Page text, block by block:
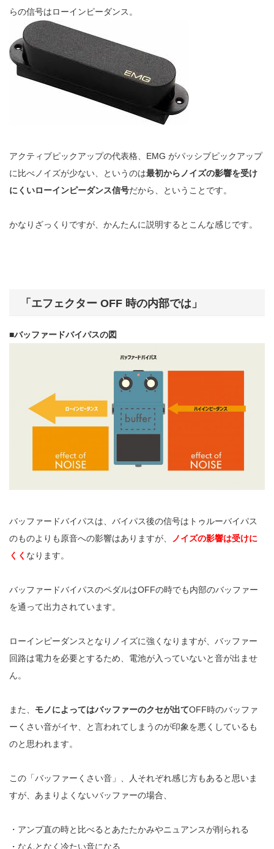
らの信号はローインピーダンス。
アクティブピックアップの代表格、EMG がパッシブピックアップ
に比べノイズが少ない、というのは最初からノイズの影響を受け
にくいローインピーダンス信号だから、ということです。
かなりざっくりですが、かんたんに説明するとこんな感じです。
「エフェクター OFF 時の内部では」
■バッファードバイパスの図
バッファードバイパスは、バイパス後の信号はトゥルーバイパス
のものよりも原音への影響はありますが、
ノイズの影響は受けに
くく なります。
バッファードバイパスのペダルはOFFの時でも内部のバッファー
を通って出力されています。
ローインピーダンスとなりノイズに強くなりますが、バッファー
回路は電力を必要とするため、電池が入っていないと音が出ませ
ん。
また、 モノによってはバッファーのクセが出てOFF時のバッファ
ーくさい音がイヤ、と言われてしまうのが印象を悪くしているも
のと思われます。
この「バッファーくさい音」、人それぞれ感じ方もあると思いま
すが、あまりよくないバッファーの場合、
・アンプ直の時と比べるとあたたかみやニュアンスが削られる
・なんとなく冷たい音になる